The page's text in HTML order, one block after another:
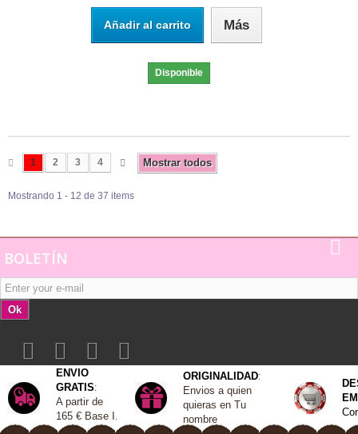
Añadir al carrito Más
Disponible
Mostrar todos
1 2 3 4
Mostrando 1 - 12 de 37 items
BOLETÍN
Ok
ENVIO
GRATIS:
A partir de
165 € Base I
ORIGINALIDAD:
Envios a quien
quieras en Tu
nombre